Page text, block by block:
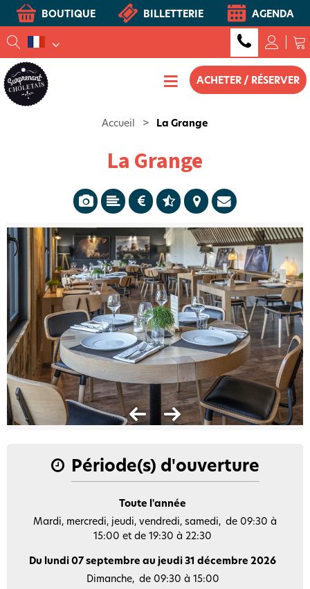
BOUTIQUE BILLETTERIE AGENDA
ACHETER / RÉSERVER
Accueil > La Grange
La Grange
Période(s) d'ouverture
Toute l'année
Mardi, mercredi, jeudi, vendredi, samedi de 09:30 à
15:00 et de 19:30 à 22:30
Du lundi 07 septembre au jeudi 31 décembre 2026
Dimanche de 09:30 à 15:00